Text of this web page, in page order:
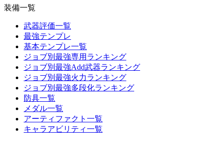
装備一覧
武器評価一覧
最強テンプレ
基本テンプレ一覧
ジョブ別最強専用ランキング
ジョブ別最強Add武器ランキング
ジョブ別最強火力ランキング
ジョブ別最強多段化ランキング
防具一覧
メダル一覧
アーティファクト一覧
キャラアビリティ一覧